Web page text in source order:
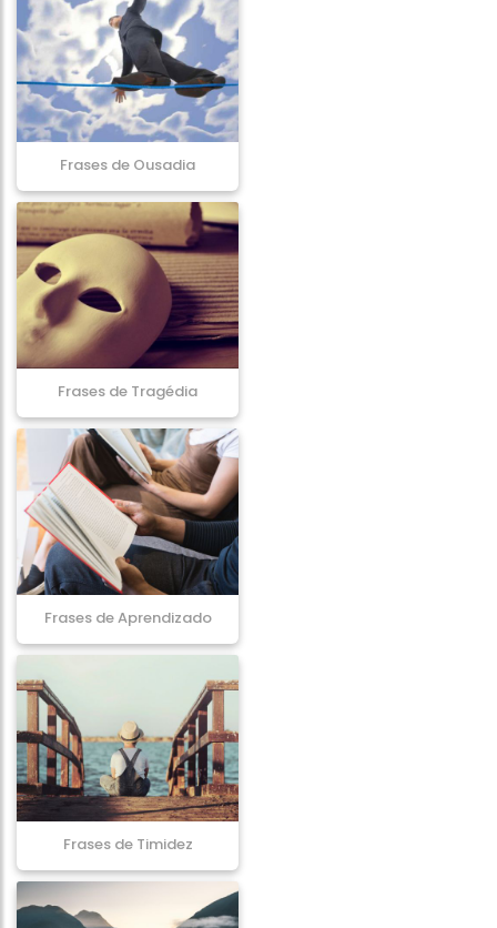
Frases de Ousadia
Frases de Tragédia
Frases de Aprendizado
Frases de Timidez